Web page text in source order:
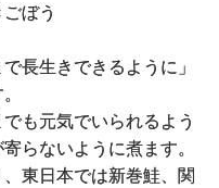
ぼう
長生きできるように」
も元気でいられるよう
らないように煮ます。
東日本では新巻鮭、関